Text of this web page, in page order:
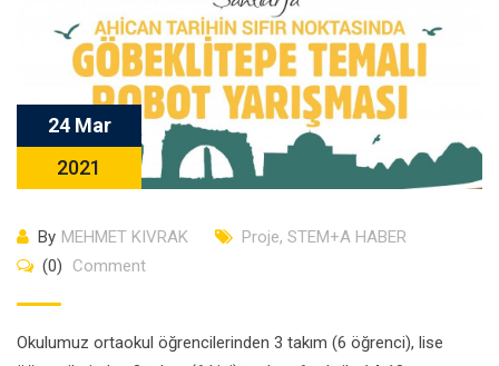
24 Mar
2021
By MEHMET KIVRAK Proje, STEM+A HABER
(0)
Comment
Okulumuz ortaokul öğrencilerinden 3 takım (6 öğrenci), lise